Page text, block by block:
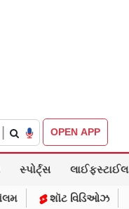
OPEN APP
સ્પોર્ટ્સ લાઈફસ્ટાઈલ
શૉટ વિડિઓઝ